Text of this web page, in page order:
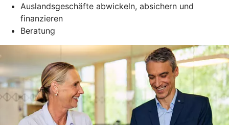
Auslandsgeschäfte abwickeln, absichern und
finanzieren
Beratung